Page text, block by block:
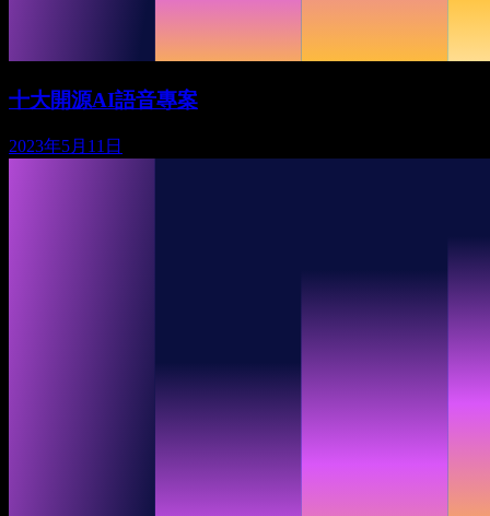
十大開源AI語音專案
2023年5月11日